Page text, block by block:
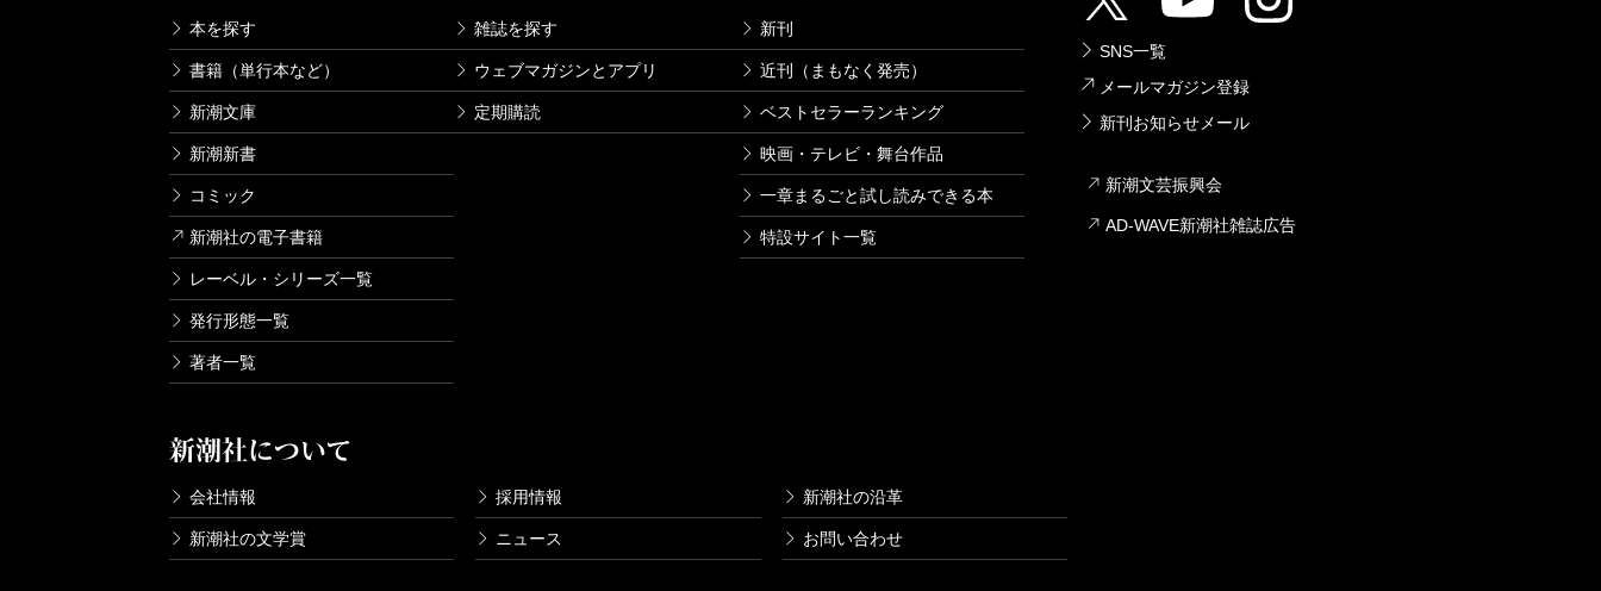
本を探す
書籍（単行本など）
新潮文庫
新潮新書
コミック
新潮社の電子書籍
レーベル・シリーズ一覧
発行形態一覧
著者一覧
雑誌を探す
ウェブマガジンとアプリ
定期購読
新刊
近刊（まもなく発売）
ベストセラーランキング
映画・テレビ・舞台作品
一章まるごと試し読みできる本
特設サイト一覧
新潮社について
会社情報 採用情報 新潮社の沿革
新潮社の文学賞 ニュース お問い合わせ
SNS一覧
メールマガジン登録
新刊お知らせメール
新潮文芸振興会
AD-WAVE新潮社雑誌広告